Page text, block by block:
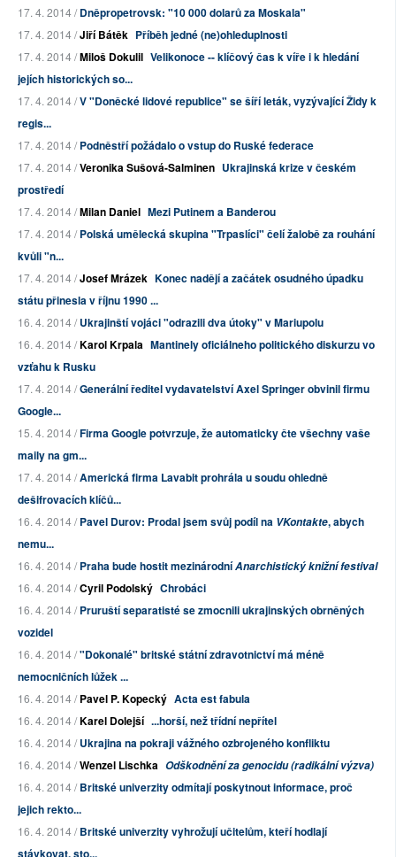
17. 4. 2014 /Dněpropetrovsk: "10 000 dolarů za Moskala"
17. 4. 2014 /Jiří Bátěk Příběh jedné (ne)ohleduplnosti
17. 4. 2014 /Miloš Dokulil Velikonoce -- klíčový čas k víře i k hledání
jejích historických so...
17. 4. 2014 /V "Doněcké lidové republice" se šíří leták, vyzývající Židy k
regis...
17. 4. 2014 /Podněstří požádalo o vstup do Ruské federace
17. 4. 2014 /Veronika Sušová-Salminen Ukrajinská krize v českém
prostředí
17. 4. 2014 /Milan Daniel Mezi Putinem a Banderou
17. 4. 2014 /Polská umělecká skupina "Trpaslíci" čelí žalobě za rouhání
kvůli "n...
17. 4. 2014 /Josef Mrázek Konec nadějí a začátek osudného úpadku
státu přinesla v říjnu 1990 ...
16. 4. 2014 /Ukrajinští vojáci "odrazili dva útoky" v Mariupolu
16. 4. 2014 /Karol Krpala Mantinely oficiálneho politického diskurzu vo
vzťahu k Rusku
17. 4. 2014 /Generální ředitel vydavatelství Axel Springer obvinil firmu
Google...
15. 4. 2014 /Firma Google potvrzuje, že automaticky čte všechny vaše
maily na gm...
17. 4. 2014 /Americká firma Lavabit prohrála u soudu ohledně
dešifrovacích klíčů...
16. 4. 2014 /Pavel Durov: Prodal jsem svůj podíl na VKontakte, abych
nemu...
16. 4. 2014 /Praha bude hostit mezinárodníAnarchistický knižní festival
16. 4. 2014 /Cyril Podolský Chrobáci
16. 4. 2014 /Pruruští separatisté se zmocnili ukrajinských obrněných
vozidel
16. 4. 2014 /"Dokonalé" britské státní zdravotnictví má méně
nemocničních lůžek ...
16. 4. 2014 /Pavel P. Kopecký Acta est fabula
16. 4. 2014 /Karel Dolejší ...horší, než třídní nepřítel
16. 4. 2014 /Ukrajina na pokraji vážného ozbrojeného konfliktu
16. 4. 2014 /Wenzel Lischka Odškodnění za genocidu (radikální výzva)
16. 4. 2014 /Britské univerzity odmítají poskytnout informace, proč
jejich rekto...
16. 4. 2014 /Britské univerzity vyhrožují učitelům, kteří hodlají
stávkovat, sto...